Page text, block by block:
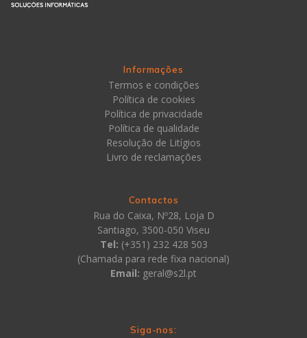
Informações
Termos e condições
Política de cookies
Política de privacidade
Política de qualidade
Resolução de Litígios
Livro de reclamações
Contactos
Rua do Caixa, Nº28, Loja D
Santiago, 3500-050 Viseu
Tel: (+351) 232 428 503
(Chamada para rede fixa nacional)
Email: geral@s2l.pt
Siga-nos: